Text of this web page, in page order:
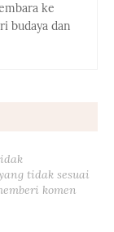
ke
budaya dan
tidak sesuai
komen